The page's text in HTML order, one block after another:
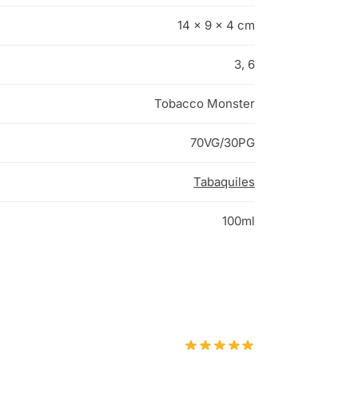
14 × 9 × 4 cm
3, 6
Tobacco Monster
70VG/30PG
Tabaquiles
100ml